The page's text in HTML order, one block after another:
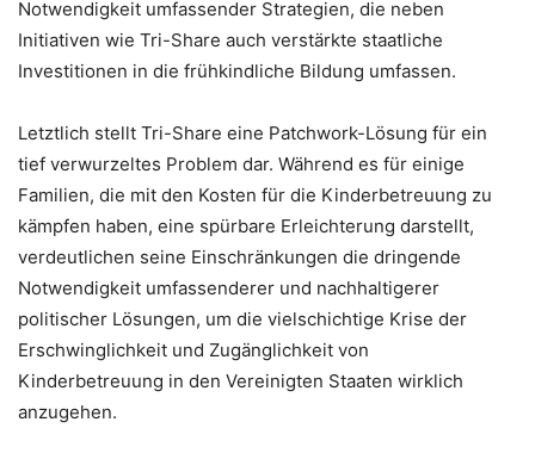
Notwendigkeit umfassender Strategien, die neben
Initiativen wie Tri-Share auch verstärkte staatliche
Investitionen in die frühkindliche Bildung umfassen.
Letztlich stellt Tri-Share eine Patchwork-Lösung für ein
tief verwurzeltes Problem dar. Während es für einige
Familien, die mit den Kosten für die Kinderbetreuung zu
kämpfen haben, eine spürbare Erleichterung darstellt,
verdeutlichen seine Einschränkungen die dringende
Notwendigkeit umfassenderer und nachhaltigerer
politischer Lösungen, um die vielschichtige Krise der
Erschwinglichkeit und Zugänglichkeit von
Kinderbetreuung in den Vereinigten Staaten wirklich
anzugehen.